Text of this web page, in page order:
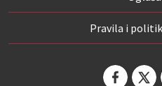
Pravila i